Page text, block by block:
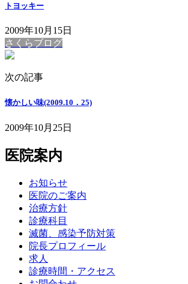
トヨッキー
2009年10月15日
さくらブログ
次の記事
懐かしい味(2009.10．25)
2009年10月25日
医院案内
お知らせ
医院のご案内
治療方針
診療科目
滅菌、感染予防対策
院長プロフィール
求人
診療時間・アクセス